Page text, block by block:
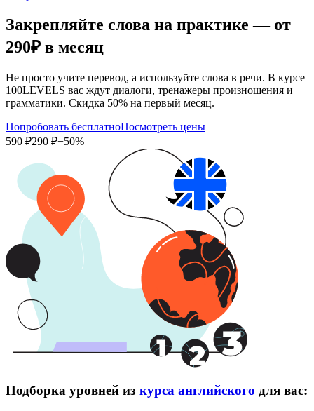
Закрепляйте слова на практике — от
290₽ в месяц
Не просто учите перевод, а используйте слова в речи. В курсе
100LEVELS вас ждут диалоги, тренажеры произношения и
грамматики. Скидка 50% на первый месяц.
Попробовать бесплатноПосмотреть цены
590 ₽290 ₽−50%
Подборка уровней из курса английского для вас: